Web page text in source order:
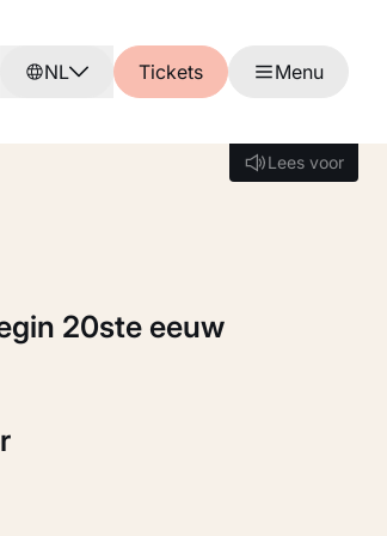
NL Tickets Menu
Lees voor
Lees voor
20ste eeuw